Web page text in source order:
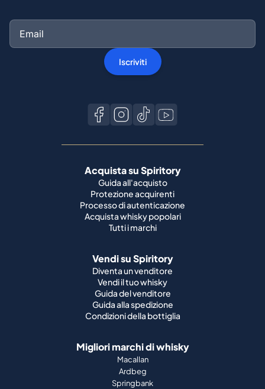
Iscriviti
Acquista su Spiritory
Guida all'acquisto
Protezione acquirenti
Processo di autenticazione
Acquista whisky popolari
Tutti i marchi
Vendi su Spiritory
Diventa un venditore
Vendi il tuo whisky
Guida del venditore
Guida alla spedizione
Condizioni della bottiglia
Migliori marchi di whisky
Macallan
Ardbeg
Springbank